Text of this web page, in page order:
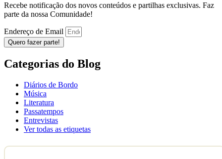
Recebe notificação dos novos conteúdos e partilhas exclusivas. Faz
parte da nossa Comunidade!
Endereço de Email
Quero fazer parte!
Categorias do Blog
Diários de Bordo
Música
Literatura
Passatempos
Entrevistas
Ver todas as etiquetas